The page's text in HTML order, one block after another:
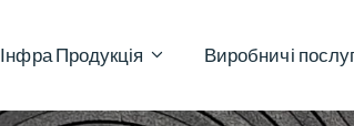
Інфра Продукція Виробничі